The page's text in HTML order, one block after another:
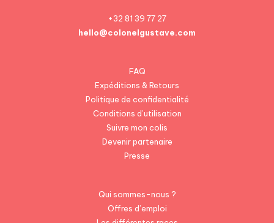
+32 81 39 77 27
hello@colonelgustave.com
FAQ
Expéditions & Retours
Politique de confidentialité
Conditions d’utilisation
Suivre mon colis
Devenir partenaire
Presse
Qui sommes-nous ?
Offres d’emploi